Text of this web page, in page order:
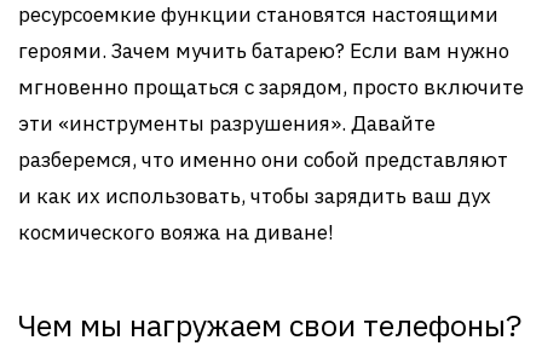
ресурсоемкие функции становятся настоящими
героями. Зачем мучить батарею? Если вам нужно
мгновенно прощаться с зарядом, просто включите
эти «инструменты разрушения». Давайте
разберемся, что именно они собой представляют
и как их использовать, чтобы зарядить ваш дух
космического вояжа на диване!
Чем мы нагружаем свои телефоны?